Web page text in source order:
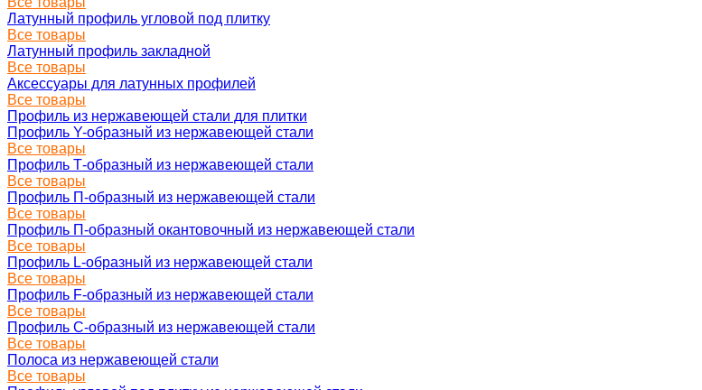
Латунный профиль угловой под плитку
Все товары
Латунный профиль закладной
Все товары
Аксессуары для латунных профилей
Все товары
Профиль из нержавеющей стали для плитки
Профиль Y-образный из нержавеющей стали
Все товары
Профиль Т-образный из нержавеющей стали
Все товары
Профиль П-образный из нержавеющей стали
Все товары
Профиль П-образный окантовочный из нержавеющей стали
Все товары
Профиль L-образный из нержавеющей стали
Все товары
Профиль F-образный из нержавеющей стали
Все товары
Профиль C-образный из нержавеющей стали
Все товары
Полоса из нержавеющей стали
Все товары